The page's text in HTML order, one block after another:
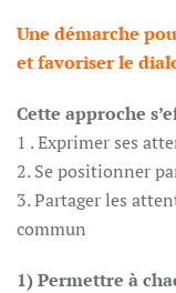
Une démarche
et favoriser le
Cette approche
1 . Exprimer ses
2. Se positionner
3. Partager les
commun
1) Permettre à